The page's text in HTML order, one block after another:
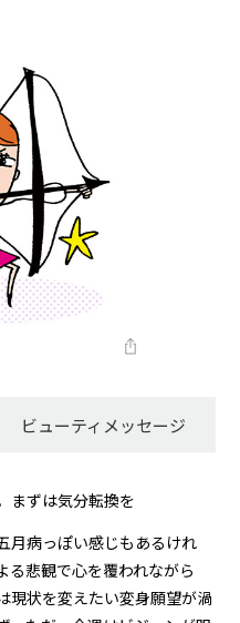
ビューティメッセージ
まずは気分転換を
月病っぽい感じもあるけれ
る悲観で心を覆われながら
現状を変えたい変身願望が渦